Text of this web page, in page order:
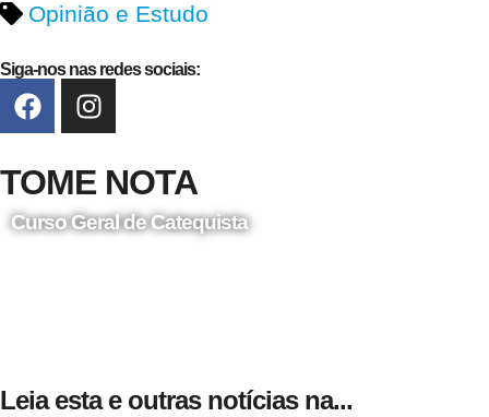
Opinião e Estudo
Siga-nos nas redes sociais:
TOME NOTA
Curso Geral de Catequista
Leia esta e outras notícias na...